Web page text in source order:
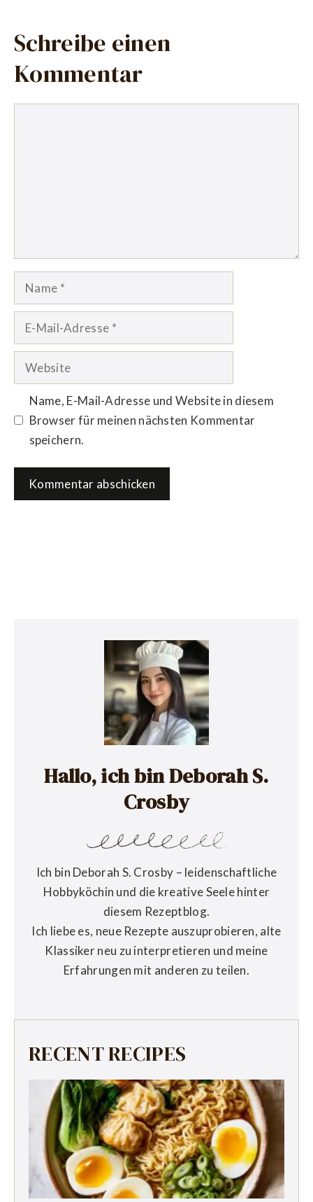
Schreibe einen
Kommentar
Name
Website
Name, E-Mail-Adresse und Website in diesem
Browser für meinen nächsten Kommentar
speichern.
Hallo, ich bin Deborah S.
Crosby
Ich bin Deborah S. Crosby – leidenschaftliche
Hobbyköchin und die kreative Seele hinter
diesem Rezeptblog.
Ich liebe es, neue Rezepte auszuprobieren, alte
Klassiker neu zu interpretieren und meine
Erfahrungen mit anderen zu teilen.
RECENT RECIPES